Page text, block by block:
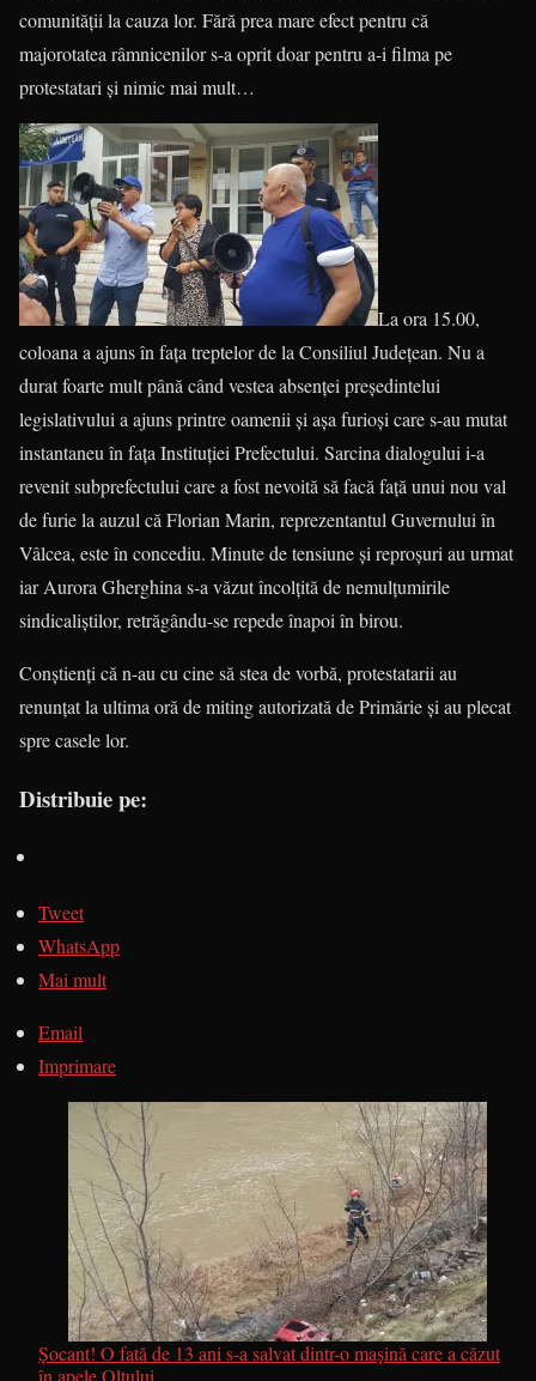
comunității la cauza lor. Fără prea mare efect pentru că
majorotatea râmnicenilor s-a oprit doar pentru a-i filma pe
protestatari și nimic mai mult…
La ora 15.00,
coloana a ajuns în fața treptelor de la Consiliul Județean. Nu a
durat foarte mult până când vestea absenței președintelui
legislativului a ajuns printre oamenii și așa furioși care s-au mutat
instantaneu în fața Instituției Prefectului. Sarcina dialogului i-a
revenit subprefectului care a fost nevoită să facă față unui nou val
de furie la auzul că Florian Marin, reprezentantul Guvernului în
Vâlcea, este în concediu. Minute de tensiune și reproșuri au urmat
iar Aurora Gherghina s-a văzut încolțită de nemulțumirile
sindicaliștilor, retrăgându-se repede înapoi în birou.
Conștienți că n-au cu cine să stea de vorbă, protestatarii au
renunțat la ultima oră de miting autorizată de Primărie și au plecat
spre casele lor.
Distribuie pe:
Tweet
WhatsApp
Mai mult
Email
Imprimare
Șocant! O fată de 13 ani s-a salvat dintr-o mașină care a căzut
în apele Oltului